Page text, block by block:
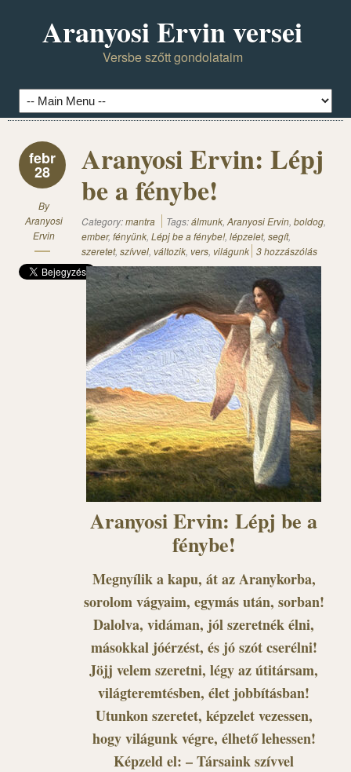
Aranyosi Ervin versei
Versbe szőtt gondolataim
febr
28
By
Aranyosi
Ervin
Aranyosi Ervin: Lépj
be a fénybe!
Category:mantra Tags:álmunk, Aranyosi Ervin, boldog,
ember, fényünk, Lépj be a fénybe!, lépzelet, segít,
szeretet, szívvel, változik, vers, világunk 3 hozzászólás
Aranyosi Ervin: Lépj be a
fénybe!
Megnyílik a kapu, át az Aranykorba,
sorolom vágyaim, egymás után, sorban!
Dalolva, vidáman, jól szeretnék élni,
másokkal jóérzést, és jó szót cserélni!
Jöjj velem szeretni, légy az útitársam,
világteremtésben, élet jobbításban!
Utunkon szeretet, képzelet vezessen,
hogy világunk végre, élhető lehessen!
Képzeld el: – Társaink szívvel